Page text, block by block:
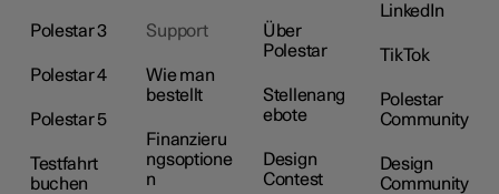
Polestar 3
Polestar 4
Polestar 5
Testfahrt
buchen
Support
Wie man
bestellt
Finanzieru
ngsoptione
n
Über
Polestar
Stellenang
ebote
Design
Contest
LinkedIn
TikTok
Polestar
Community
Design
Community